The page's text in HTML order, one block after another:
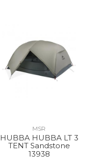
MSR
HUBBA HUBBA LT 3
TENT Sandstone
13938